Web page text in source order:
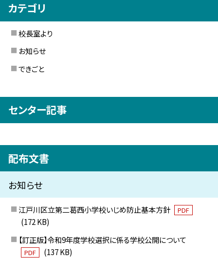
カテゴリ
校長室より
お知らせ
できごと
センター記事
配布文書
お知らせ
江戸川区立第二葛西小学校いじめ防止基本方針 PDF
(172 KB)
【訂正版】令和9年度学校選択に係る学校公開について
PDF
(137 KB)